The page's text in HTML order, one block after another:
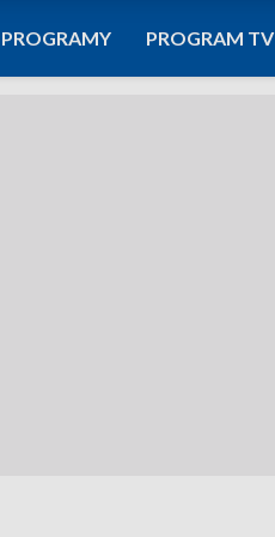
PROGRAMY PROGRAM TV